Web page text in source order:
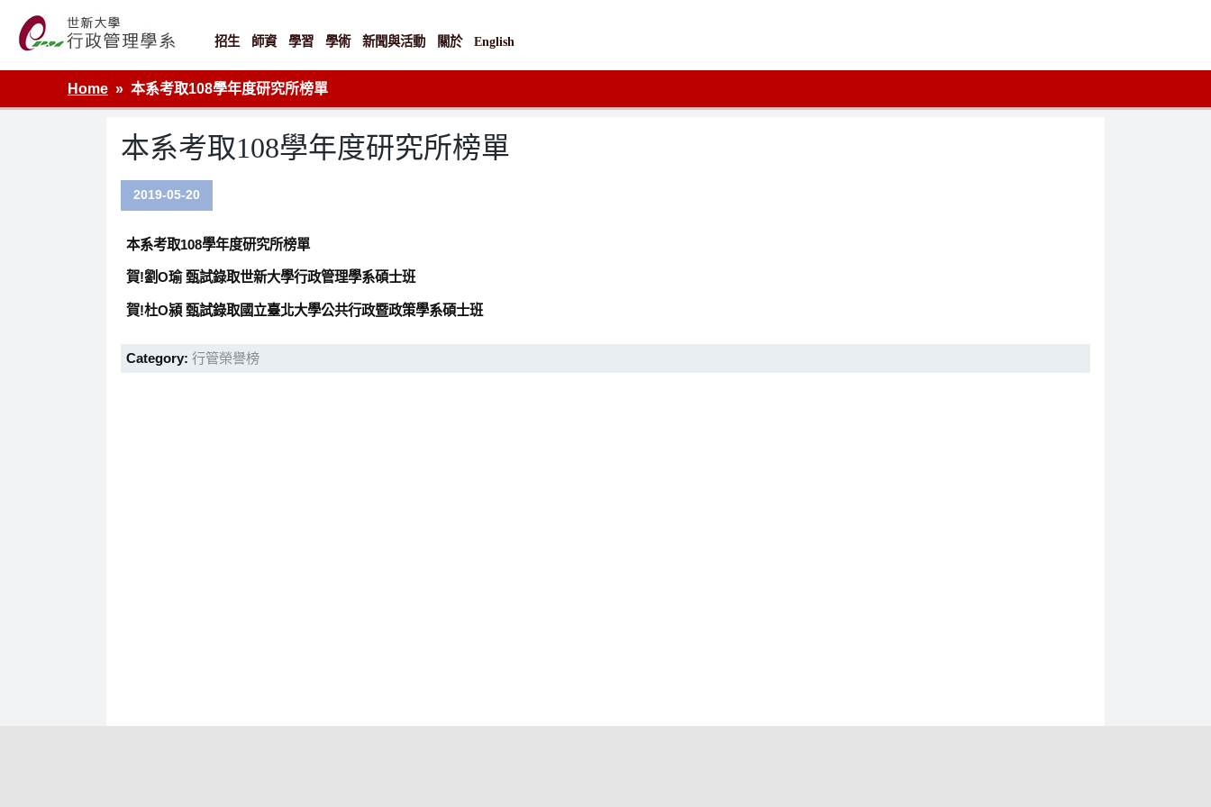
content
世新大學行政管理學系網站
招生 師資 學習 學術 新聞與活動 關於 English
Home 本系考取108學年度研究所榜單
本系考取108學年度研究所榜單
2019-05-20
本系考取108學年度研究所榜單
賀!劉O瑜 甄試錄取世新大學行政管理學系碩士班
賀!杜O潁 甄試錄取國立臺北大學公共行政暨政策學系碩士班
Category: 行管榮譽榜